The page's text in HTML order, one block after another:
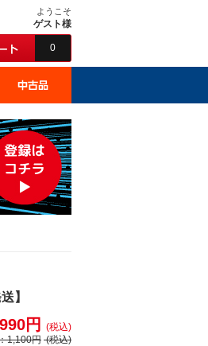
ようこそ
ゲスト様
0
】
990円
(税込)
1,100円 (税込)